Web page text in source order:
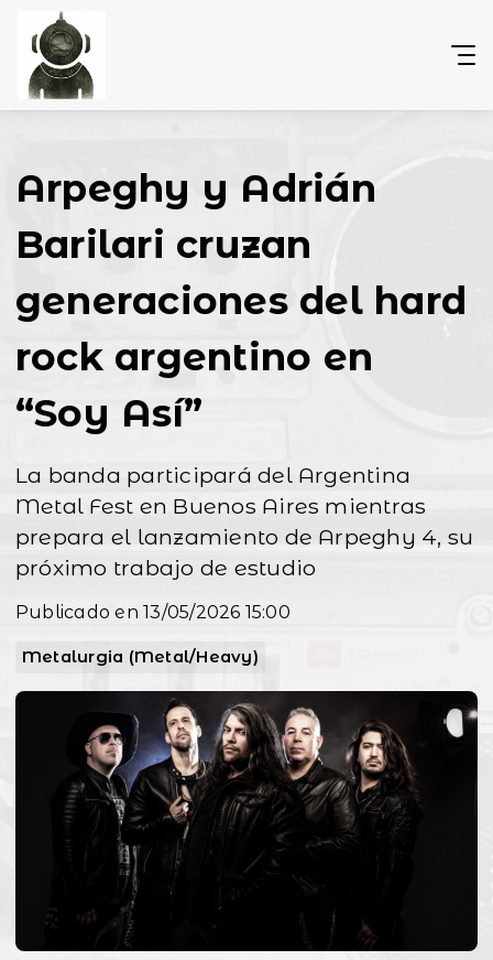
Arpeghy y Adrián
Barilari cruzan
generaciones del hard
rock argentino en
“Soy Así”
La banda participará del Argentina
Metal Fest en Buenos Aires mientras
prepara el lanzamiento de Arpeghy 4, su
próximo trabajo de estudio
Publicado en 13/05/2026 15:00
Metalurgia (Metal/Heavy)